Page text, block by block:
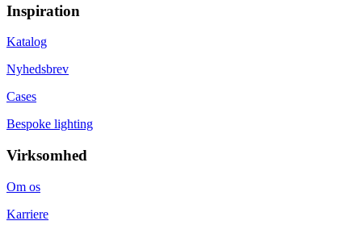
Inspiration
Katalog
Nyhedsbrev
Cases
Bespoke lighting
Virksomhed
Om os
Karriere